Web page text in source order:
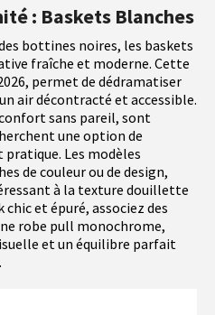
: Baskets Blanches
bottines noires, les baskets
fraîche et moderne. Cette
permet de dédramatiser
air décontracté et accessible.
sans pareil, sont
une option de
pratique. Les modèles
de couleur ou de design,
à la texture douillette
et épuré, associez des
robe pull monochrome,
et un équilibre parfait